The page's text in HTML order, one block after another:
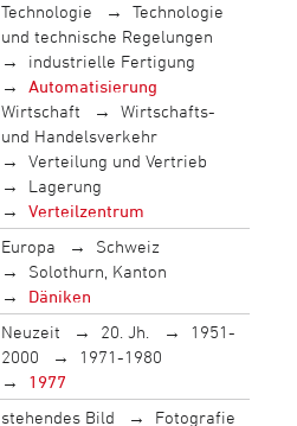
Technologie
Technologie
und technische Regelungen
industrielle Fertigung
Automatisierung
Wirtschaft
Wirtschafts-
und Handelsverkehr
Verteilung und Vertrieb
Lagerung
Verteilzentrum
Europa
Schweiz
Solothurn, Kanton
Däniken
Neuzeit 20. Jh.
1951-
2000
1971-1980
1977
stehendes Bild Fotografie